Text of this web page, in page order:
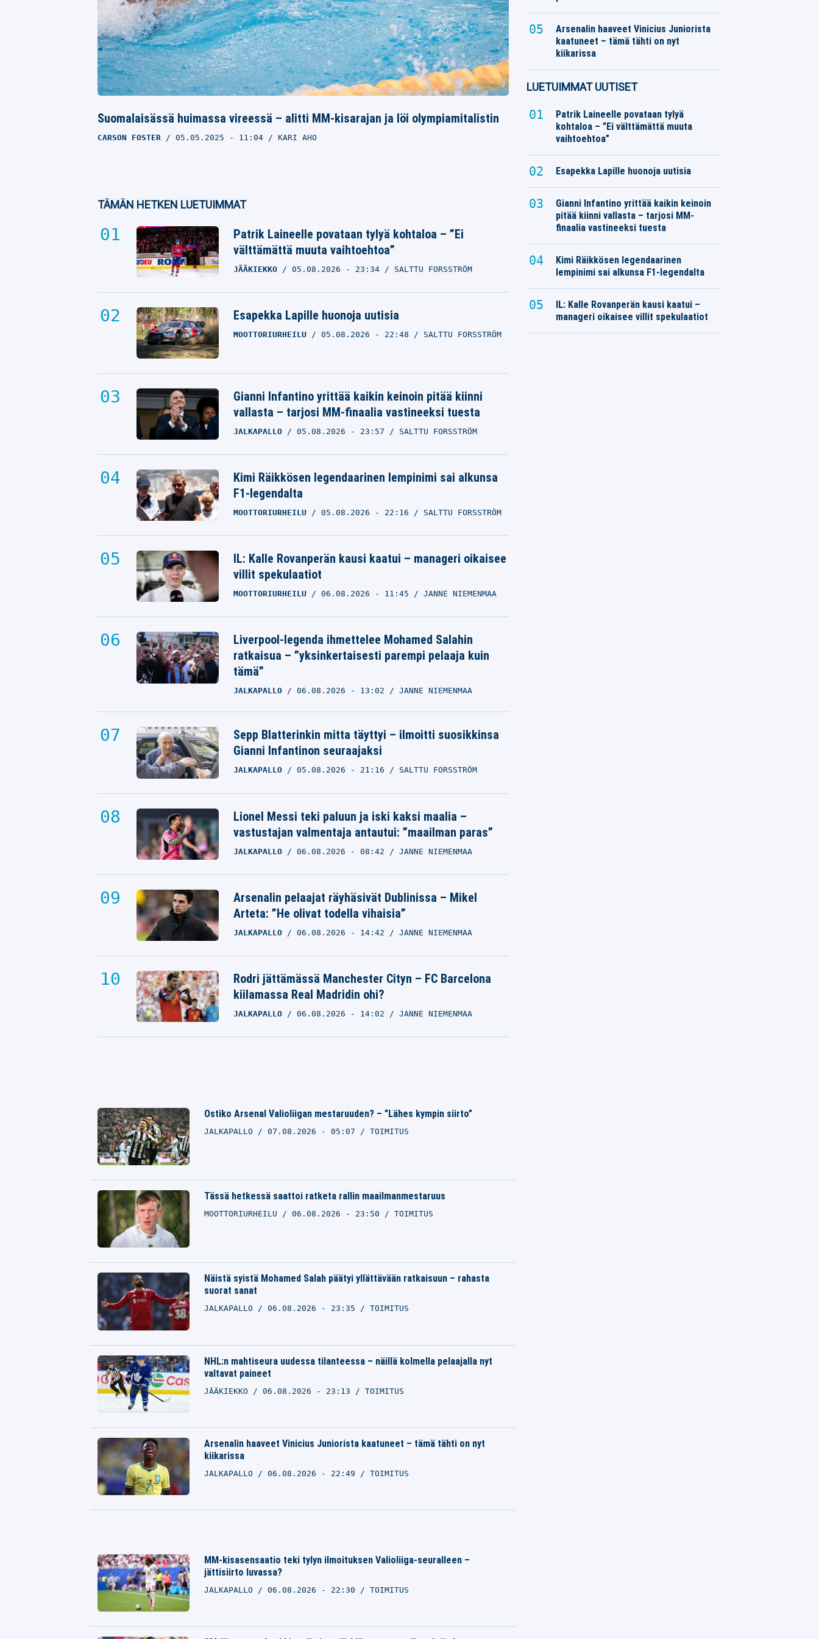
Suomalaisässä huimassa vireessä – alitti MM-kisarajan ja löi olympiamitalistin
CARSON FOSTER 05.05.2025 - 11:04 KARI AHO
TÄMÄN HETKEN LUETUIMMAT
Patrik Laineelle povataan tylyä kohtaloa – ”Ei
välttämättä muuta vaihtoehtoa”
JÄÄKIEKKO 05.08.2026 - 23:34 SALTTU FORSSTRÖM
Esapekka Lapille huonoja uutisia
MOOTTORIURHEILU 05.08.2026 - 22:48 SALTTU FORSSTRÖM
Gianni Infantino yrittää kaikin keinoin pitää kiinni
vallasta – tarjosi MM-finaalia vastineeksi tuesta
JALKAPALLO 05.08.2026 - 23:57 SALTTU FORSSTRÖM
Kimi Räikkösen legendaarinen lempinimi sai alkunsa
F1-legendalta
MOOTTORIURHEILU 05.08.2026 - 22:16 SALTTU FORSSTRÖM
IL: Kalle Rovanperän kausi kaatui – manageri oikaisee
villit spekulaatiot
MOOTTORIURHEILU 06.08.2026 - 11:45 JANNE NIEMENMAA
Liverpool-legenda ihmettelee Mohamed Salahin
ratkaisua – ”yksinkertaisesti parempi pelaaja kuin
tämä”
JALKAPALLO 06.08.2026 - 13:02 JANNE NIEMENMAA
Sepp Blatterinkin mitta täyttyi – ilmoitti suosikkinsa
Gianni Infantinon seuraajaksi
JALKAPALLO 05.08.2026 - 21:16 SALTTU FORSSTRÖM
Lionel Messi teki paluun ja iski kaksi maalia –
vastustajan valmentaja antautui: ”maailman paras”
JALKAPALLO 06.08.2026 - 08:42 JANNE NIEMENMAA
Arsenalin pelaajat räyhäsivät Dublinissa – Mikel
Arteta: ”He olivat todella vihaisia”
JALKAPALLO 06.08.2026 - 14:42 JANNE NIEMENMAA
Rodri jättämässä Manchester Cityn – FC Barcelona
kiilamassa Real Madridin ohi?
JALKAPALLO 06.08.2026 - 14:02 JANNE NIEMENMAA
Ostiko Arsenal Valioliigan mestaruuden? – ”Lähes kympin siirto”
JALKAPALLO 07.08.2026 - 05:07 TOIMITUS
Tässä hetkessä saattoi ratketa rallin maailmanmestaruus
MOOTTORIURHEILU 06.08.2026 - 23:50 TOIMITUS
Näistä syistä Mohamed Salah päätyi yllättävään ratkaisuun – rahasta
suorat sanat
JALKAPALLO 06.08.2026 - 23:35 TOIMITUS
NHL:n mahtiseura uudessa tilanteessa – näillä kolmella pelaajalla nyt
valtavat paineet
JÄÄKIEKKO 06.08.2026 - 23:13 TOIMITUS
Arsenalin haaveet Vinicius Juniorista kaatuneet – tämä tähti on nyt
kiikarissa
JALKAPALLO 06.08.2026 - 22:49 TOIMITUS
MM-kisasensaatio teki tylyn ilmoituksen Valioliiga-seuralleen –
jättisiirto luvassa?
JALKAPALLO 06.08.2026 - 22:30 TOIMITUS
Arsenalin haaveet Vinicius Juniorista
kaatuneet – tämä tähti on nyt
kiikarissa
LUETUIMMAT UUTISET
Patrik Laineelle povataan tylyä
kohtaloa – ”Ei välttämättä muuta
vaihtoehtoa”
Esapekka Lapille huonoja uutisia
Gianni Infantino yrittää kaikin keinoin
pitää kiinni vallasta – tarjosi MM-
finaalia vastineeksi tuesta
Kimi Räikkösen legendaarinen
lempinimi sai alkunsa F1-legendalta
IL: Kalle Rovanperän kausi kaatui –
manageri oikaisee villit spekulaatiot